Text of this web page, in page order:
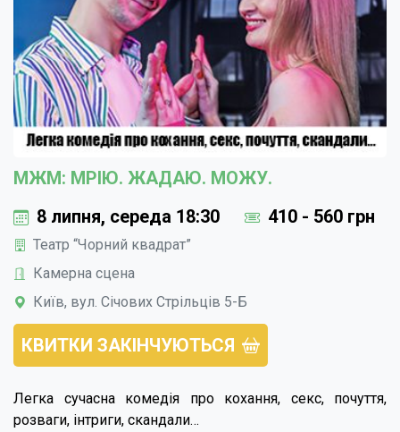
МЖМ: МРІЮ. ЖАДАЮ. МОЖУ.
8 липня, середа 18:30
410 - 560 грн
Театр “Чорний квадрат”
Камерна сцена
Київ, вул. Січових Стрільців 5-Б
КВИТКИ ЗАКІНЧУЮТЬСЯ
Легка сучасна комедія про кохання, секс, почуття,
розваги, інтриги, скандали…